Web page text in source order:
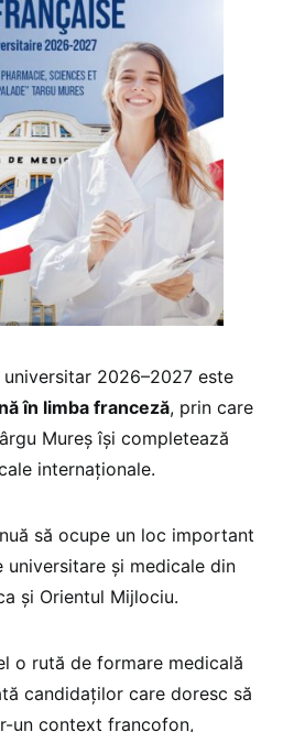
2026–2027 este
în limba franceză, prin care
Mureș își completează
internaționale.
să ocupe un loc important
universitare și medicale din
și Orientul Mijlociu.
o rută de formare medicală
candidaților care doresc să
un context francofon,